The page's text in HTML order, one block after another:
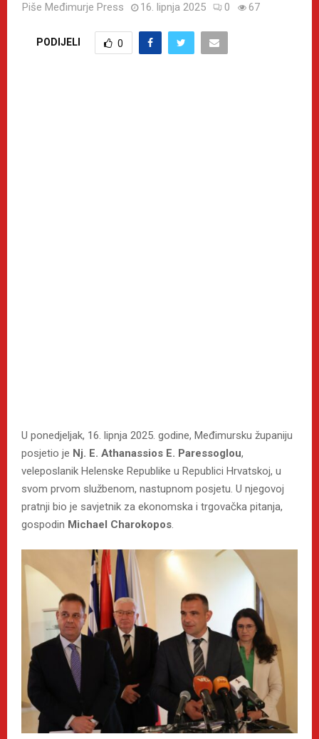
Piše Međimurje Press 16. lipnja 2025 0 67
PODIJELI 0
U ponedjeljak, 16. lipnja 2025. godine, Međimursku županiju
posjetio je Nj. E. Athanassios E. Paressoglou,
veleposlanik Helenske Republike u Republici Hrvatskoj, u
svom prvom službenom, nastupnom posjetu. U njegovoj
pratnji bio je savjetnik za ekonomska i trgovačka pitanja,
gospodin Michael Charokopos.